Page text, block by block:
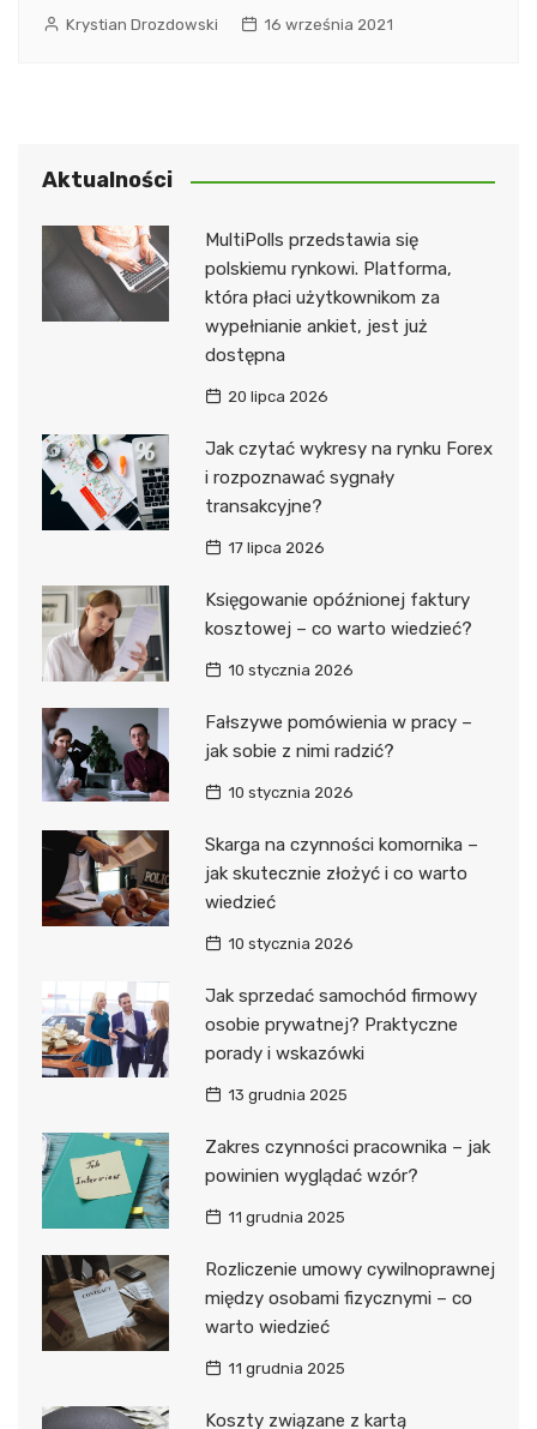
Krystian Drozdowski 16 września 2021
Aktualności
MultiPolls przedstawia się
polskiemu rynkowi. Platforma,
która płaci użytkownikom za
wypełnianie ankiet, jest już
dostępna
20 lipca 2026
Jak czytać wykresy na rynku Forex
i rozpoznawać sygnały
transakcyjne?
17 lipca 2026
Księgowanie opóźnionej faktury
kosztowej – co warto wiedzieć?
10 stycznia 2026
Fałszywe pomówienia w pracy –
jak sobie z nimi radzić?
10 stycznia 2026
Skarga na czynności komornika –
jak skutecznie złożyć i co warto
wiedzieć
10 stycznia 2026
Jak sprzedać samochód firmowy
osobie prywatnej? Praktyczne
porady i wskazówki
13 grudnia 2025
Zakres czynności pracownika – jak
powinien wyglądać wzór?
11 grudnia 2025
Rozliczenie umowy cywilnoprawnej
między osobami fizycznymi – co
warto wiedzieć
11 grudnia 2025
Koszty związane z kartą